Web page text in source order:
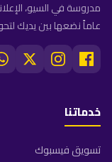
عاماً نضعها بين يديك
خدماتنا
تسويق فيسبوك